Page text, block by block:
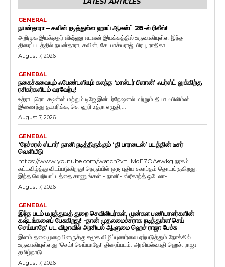
GENERAL
நயன்தாரா – கவின் நடித்துள்ள ஹாய் ஆகஸ்ட் 28-ல் ரிலீஸ்!
அறிமுக இயக்குநர் விஷ்ணு எடவன் இயக்கத்தில் உருவாகியுள்ள இந்த
திரைப்படத்தில் நயன்தாரா, கவின், கே. பாக்யராஜ், பிரபு, ராதிகா...
August 7, 2026
GENERAL
நகைச்சுவையும் ஃபேண்டஸியும் கலந்த ‘மாஸ்டர் பிளான்’ ஃபர்ஸ்ட் லுக்கிற்கு
ரசிகர்களிடம் வரவேற்பு!
உத்ரா புரொடக்ஷன்ஸ் மற்றும் டிஜே இன்டர்நேஷனல் மற்றும் தியா ஃபிலிம்ஸ்
இணைந்து தயாரிக்க, செ. ஹரி உத்ரா எழுதி,...
August 7, 2026
GENERAL
‘நேச்சுரல் ஸ்டார்’ நானி நடித்திருக்கும் ‘தி பாரடைஸ்’ படத்தின் டீசர்
வெளியீடு
https://www.youtube.com/watch?v=LMqE7OAewkg நரகம்
கட்டவிழ்த்து விடப்படுகிறது! நெருப்பில் ஒரு புதிய சகாப்தம் தொடங்குகிறது!
இந்த வெறியாட்டத்தை காணுங்கள்!- நானி- ஸ்ரீகாந்த் ஒடேலா-...
August 7, 2026
GENERAL
இந்த படம் மருத்துவத் துறை செவிலியர்கள், முன்கள பணியாளர்களின்
கஷ்டங்களைப் பேசுகிறது! -தான் முதலமைச்சராக நடித்துள்ள’செய்
செய்யாதே’ பட விழாவில் அரசியல் ஆளுமை ஹெச் ராஜா பேச்சு
இளம் தலைமுறையினருக்கு சமூக விழிப்புணர்வை ஏற்படுத்தும் நோக்கில்
உருவாகியுள்ளது ‘செய்! செய்யாதே!’ திரைப்படம். அரசியல்வாதி ஹெச். ராஜா
தமிழ்நாடு...
August 7, 2026